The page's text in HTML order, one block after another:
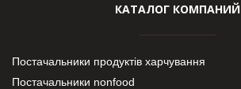
КАТАЛОГ КОМПАНИЙ
Постачальники продуктів харчування
Постачальники nonfood